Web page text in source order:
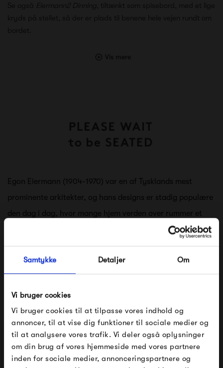
Samtykke Detaljer Om
Vi bruger cookies
Vi bruger cookies til at tilpasse vores indhold og
annoncer, til at vise dig funktioner til sociale medier og
til at analysere vores trafik. Vi deler også oplysninger
om din brug af vores hjemmeside med vores partnere
inden for sociale medier, annonceringspartnere og
Se også Eiermann2 Dinning, tiltænkt som spisebord, med et lige
kryds på stellet, så der er plads til benene hele vejen rundt om
bordet.
Vis mere
Egon Eiermann (1904-1970) var en af Tysklands mest
prominente arkitekter, og hans designs er stadig populære
den dag i dag, hvor mange hjem verden over rummer et
Egon Eiermann er også kendt for flere større
bygningsdesign, heriblandt den vesttyske ambassade i
Washington D.C. og den nye kirke på siden af ruinen af den
oprindelige Kaiser-Wilhelm-Gedächtniskirsche i Berlin.
Egon Eiermann er således en internationalt anerkendt
arkitekt, der har høstet meget ros for sit designarbejde
gennem tiden.
Se alle varer fra Egon Eiermann
FÅ 10% PÅ DIN NÆSTE ORDRE